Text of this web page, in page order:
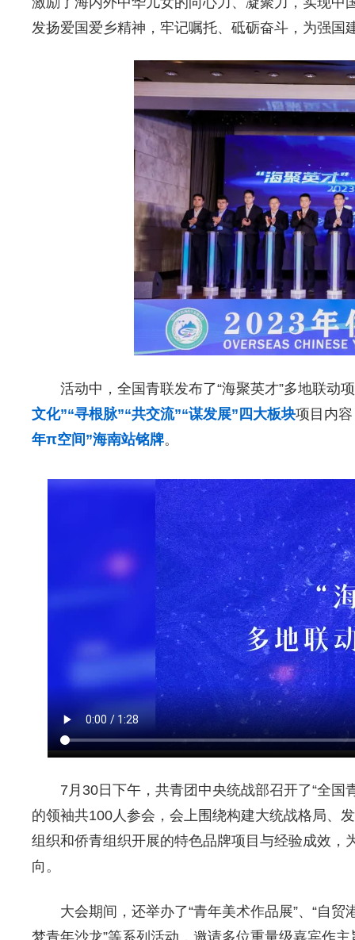
发扬爱国爱乡精神，牢记嘱托、砥砺奋斗，为强国
活动中，全国青联发布了“海聚英才”多地联动
文化”“寻根脉”“共交流”“谋发展”四大板块项目内
年π空间”海南站铭牌。
7月30日下午，共青团中央统战部召开了“全
的领袖共100人参会，会上围绕构建大统战格局、
组织和侨青组织开展的特色品牌项目与经验成效
向。
大会期间，还举办了“青年美术作品展”、“自贸